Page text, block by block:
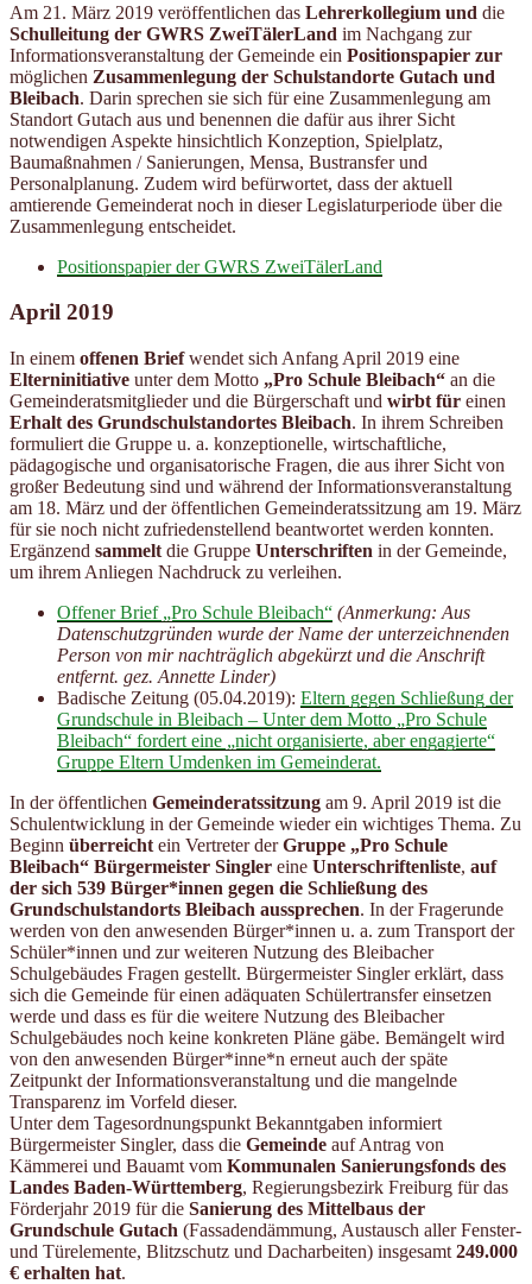
Am 21. März 2019 veröffentlichen das Lehrerkollegium und die
Schulleitung der GWRS ZweiTälerLand im Nachgang zur
Informationsveranstaltung der Gemeinde ein Positionspapier zur
möglichen Zusammenlegung der Schulstandorte Gutach und
Bleibach. Darin sprechen sie sich für eine Zusammenlegung am
Standort Gutach aus und benennen die dafür aus ihrer Sicht
notwendigen Aspekte hinsichtlich Konzeption, Spielplatz,
Baumaßnahmen / Sanierungen, Mensa, Bustransfer und
Personalplanung. Zudem wird befürwortet, dass der aktuell
amtierende Gemeinderat noch in dieser Legislaturperiode über die
Zusammenlegung entscheidet.
Positionspapier der GWRS ZweiTälerLand
April 2019
In einem offenen Briefwendet sich Anfang April 2019 eine
Elterninitiative unter dem Motto „Pro Schule Bleibach“ an die
Gemeinderatsmitglieder und die Bürgerschaft und wirbt für einen
Erhalt des Grundschulstandortes Bleibach. In ihrem Schreiben
formuliert die Gruppe u. a. konzeptionelle, wirtschaftliche,
pädagogische und organisatorische Fragen, die aus ihrer Sicht von
großer Bedeutung sind und während der Informationsveranstaltung
am 18. März und der öffentlichen Gemeinderatssitzung am 19. März
für sie noch nicht zufriedenstellend beantwortet werden konnten.
Ergänzend sammelt die Gruppe Unterschriften in der Gemeinde,
um ihrem Anliegen Nachdruck zu verleihen.
Offener Brief „Pro Schule Bleibach“ (Anmerkung: Aus
Datenschutzgründen wurde der Name der unterzeichnenden
Person von mir nachträglich abgekürzt und die Anschrift
entfernt. gez. Annette Linder)
Badische Zeitung (05.04.2019): Eltern gegen Schließung der
Grundschule in Bleibach – Unter dem Motto „Pro Schule
Bleibach“ fordert eine „nicht organisierte, aber engagierte“
Gruppe Eltern Umdenken im Gemeinderat.
In der öffentlichen Gemeinderatssitzung am 9. April 2019 ist die
Schulentwicklung in der Gemeinde wieder ein wichtiges Thema. Zu
Beginn überreicht ein Vertreter derGruppe „Pro Schule
Bleibach“ Bürgermeister Singler eine Unterschriftenliste, auf
der sich 539 Bürger*innen gegen die Schließung des
Grundschulstandorts Bleibach aussprechen. In der Fragerunde
werden von den anwesenden Bürger*innen u. a. zum Transport der
Schüler*innen und zur weiteren Nutzung des Bleibacher
Schulgebäudes Fragen gestellt. Bürgermeister Singler erklärt, dass
sich die Gemeinde für einen adäquaten Schülertransfer einsetzen
werde und dass es für die weitere Nutzung des Bleibacher
Schulgebäudes noch keine konkreten Pläne gäbe. Bemängelt wird
von den anwesenden Bürger*inne*n erneut auch der späte
Zeitpunkt der Informationsveranstaltung und die mangelnde
Transparenz im Vorfeld dieser.
Unter dem Tagesordnungspunkt Bekanntgaben informiert
Bürgermeister Singler, dass die Gemeinde auf Antrag von
Kämmerei und Bauamt vom Kommunalen Sanierungsfonds des
Landes Baden-Württemberg, Regierungsbezirk Freiburg für das
Förderjahr 2019 für die Sanierung des Mittelbaus der
Grundschule Gutach (Fassadendämmung, Austausch aller Fenster-
und Türelemente, Blitzschutz und Dacharbeiten) insgesamt 249.000
€ erhalten hat.